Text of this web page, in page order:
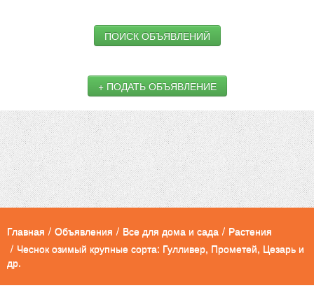
ПОИСК ОБЪЯВЛЕНИЙ
+ ПОДАТЬ ОБЪЯВЛЕНИЕ
Главная / Объявления / Все для дома и сада / Растения
/ Чеснок озимый крупные сорта: Гулливер, Прометей, Цезарь и
др.